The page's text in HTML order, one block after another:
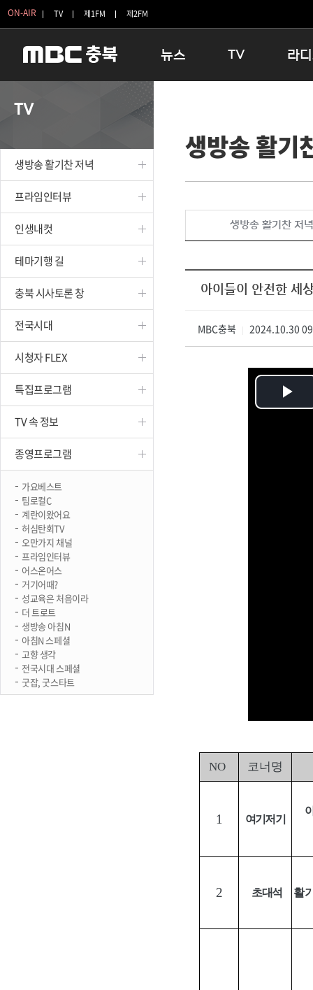
ON-AIR TV 제1FM 제2FM
뉴스
보은
옥천
TV
인생내컷
테마기행 길
시청자 FLEX
특집프로그램
종영프로그램
라
16:00
우리 고
TV
생방송 활기찬 저녁
프라임인터뷰
인생내컷
테마기행 길
충북 시사토론 창
전국시대
시청자 FLEX
특집프로그램
TV 속 정보
종영프로그램
가요베스트
팀로컬C
계란이왔어요
허심탄회TV
오만가지 채널
프라임인터뷰
어스온어스
거기어때?
성교육은 처음이라
더 트로트
생방송 아침N
아침N 스페셜
고향 생각
전국시대 스페셜
굿잡, 굿스타트
생방송 활기
생방송 활기찬 저녁
아이들이 안전한 세
MBC충북 2024.10.30
NO 코너명
1 여기저기
2 초대석 활